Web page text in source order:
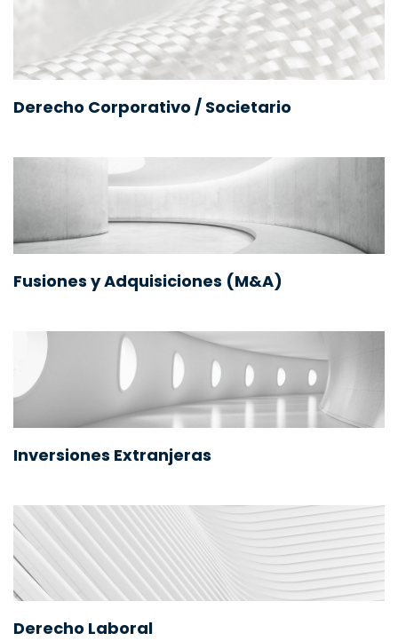
Derecho Corporativo / Societario
Fusiones y Adquisiciones (M&A)
Inversiones Extranjeras
Derecho Laboral